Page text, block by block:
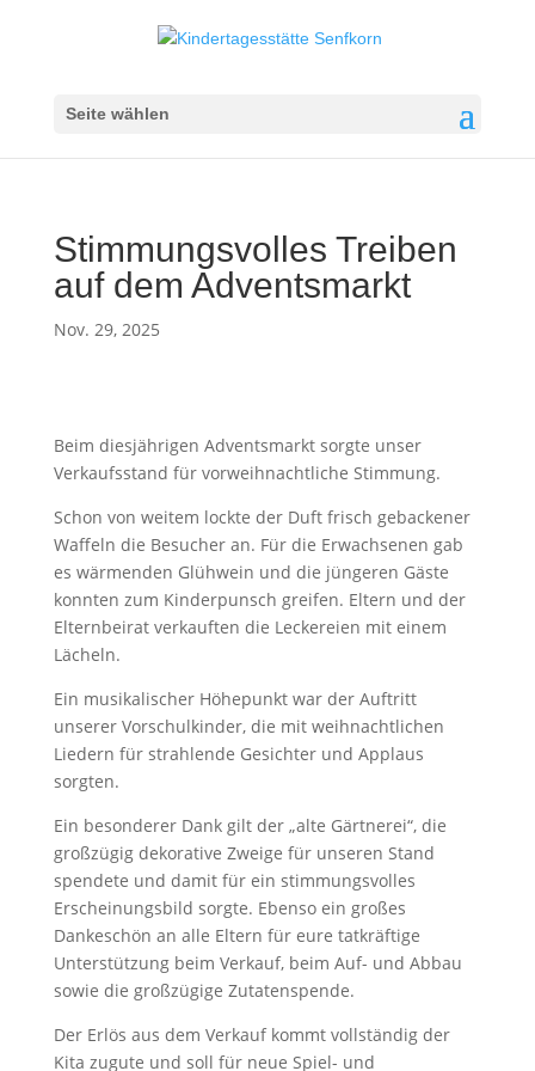
Seite wählen
Stimmungsvolles Treiben
auf dem Adventsmarkt
Nov. 29, 2025
Beim diesjährigen Adventsmarkt sorgte unser
Verkaufsstand für vorweihnachtliche Stimmung.
Schon von weitem lockte der Duft frisch gebackener
Waffeln die Besucher an. Für die Erwachsenen gab
es wärmenden Glühwein und die jüngeren Gäste
konnten zum Kinderpunsch greifen. Eltern und der
Elternbeirat verkauften die Leckereien mit einem
Lächeln.
Ein musikalischer Höhepunkt war der Auftritt
unserer Vorschulkinder, die mit weihnachtlichen
Liedern für strahlende Gesichter und Applaus
sorgten.
Ein besonderer Dank gilt der „alte Gärtnerei“, die
großzügig dekorative Zweige für unseren Stand
spendete und damit für ein stimmungsvolles
Erscheinungsbild sorgte. Ebenso ein großes
Dankeschön an alle Eltern für eure tatkräftige
Unterstützung beim Verkauf, beim Auf- und Abbau
sowie die großzügige Zutatenspende.
Der Erlös aus dem Verkauf kommt vollständig der
Kita zugute und soll für neue Spiel- und